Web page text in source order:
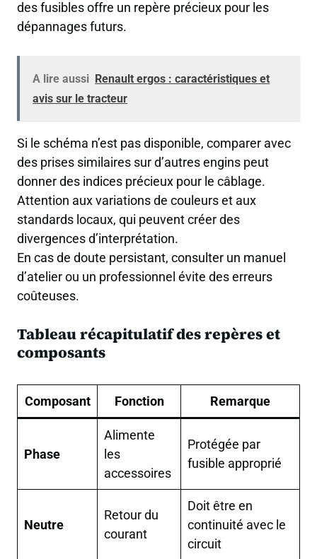
des fusibles offre un repère précieux pour les
dépannages futurs.
A lire aussi Renault ergos : caractéristiques et
avis sur le tracteur
Si le schéma n’est pas disponible, comparer avec
des prises similaires sur d’autres engins peut
donner des indices précieux pour le câblage.
Attention aux variations de couleurs et aux
standards locaux, qui peuvent créer des
divergences d’interprétation.
En cas de doute persistant, consulter un manuel
d’atelier ou un professionnel évite des erreurs
coûteuses.
Tableau récapitulatif des repères et
composants
Composant Fonction Remarque
Phase
Alimente
les
accessoires
Protégée par
fusible approprié
Neutre
Retour du
courant
Doit être en
continuité avec le
circuit